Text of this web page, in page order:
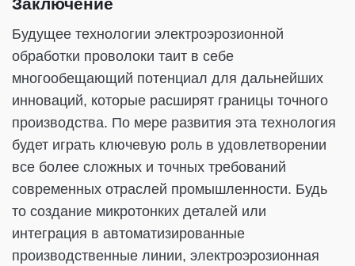
Будущее технологии электроэрозионной
обработки проволоки таит в себе
многообещающий потенциал для дальнейших
инноваций, которые расширят границы точного
производства. По мере развития эта технология
будет играть ключевую роль в удовлетворении
все более сложных и точных требований
современных отраслей промышленности. Будь
то создание микротонких деталей или
интеграция в автоматизированные
производственные линии, электроэрозионная